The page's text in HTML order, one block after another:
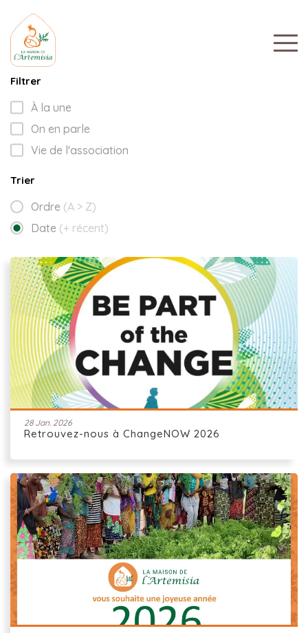
Filtrer
À la une
On en parle
Vie de l'association
Trier
Ordre (A > Z)
Date (+ récent)
28 Jan. 2026
Retrouvez-nous à ChangeNOW 2026